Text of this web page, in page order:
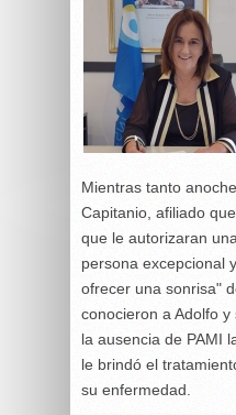
Mientras tanto
Capitanio, afiliado
que le autorizaran
persona excepcional
ofrecer una sonrisa"
conocieron a Adolfo
la ausencia de PAMI
le brindó el
su enfermedad.